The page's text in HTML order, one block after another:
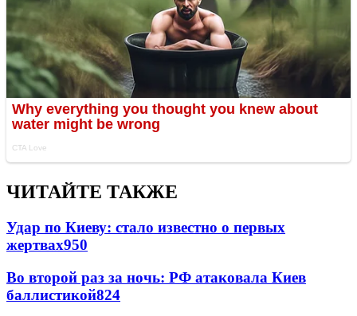
ЧИТАЙТЕ ТАКЖЕ
Удар по Киеву: стало известно о первых
жертвах950
Во второй раз за ночь: РФ атаковала Киев
баллистикой824